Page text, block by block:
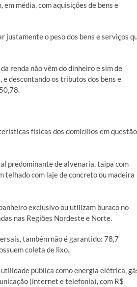
média, com aquisições de bens e
justamente o peso dos bens e serviços
renda não vêm do dinheiro e sim de
descontando os tributos dos bens e
físicas dos domicílios em
predominante de alvenaria, taipa com
telhado com laje de concreto ou madeira
exclusivo ou utilizam buraco no
nas Regiões Nordeste e Norte.
também não é garantido: 78,7
coleta de lixo.
pública como energia elétrica,
(internet e telefonia), com R$